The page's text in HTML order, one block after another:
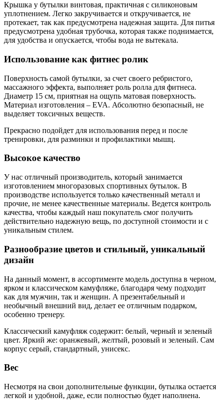
Крышка у бутылки винтовая, практичная с силиконовым
уплотнением. Легко закручивается и откручивается, не
протекает, так как предусмотрена надежная защита. Для питья
предусмотрена удобная трубочка, которая также поднимается,
для удобства и опускается, чтобы вода не вытекала.
Использование как фитнес ролик
Поверхность самой бутылки, за счет своего ребристого,
массажного эффекта, выполняет роль ролла для фитнеса.
Диаметр 15 см, приятная на ощупь матовая поверхность.
Материал изготовления – EVA. Абсолютно безопасный, не
выделяет токсичных веществ.
Прекрасно подойдет для использования перед и после
тренировки, для разминки и профилактики мышц.
Высокое качество
У нас отличный производитель, который занимается
изготовлением многоразовых спортивных бутылок. В
производстве используется только качественный металл и
прочие, не менее качественные материалы. Ведется контроль
качества, чтобы каждый наш покупатель смог получить
действительно надежную вещь, по доступной стоимости и с
уникальным стилем.
Разнообразие цветов и стильный, уникальный
дизайн
На данный момент, в ассортименте модель доступна в черном,
ярком и классическом камуфляже, благодаря чему подходит
как для мужчин, так и женщин. А презентабельный и
необычный внешний вид, делает ее отличным подарком,
особенно тренеру.
Классический камуфляж содержит: белый, черный и зеленый
цвет. Яркий же: оранжевый, желтый, розовый и зеленый. Сам
корпус серый, стандартный, унисекс.
Вес
Несмотря на свои дополнительные функции, бутылка остается
легкой и удобной, даже, если полностью будет наполнена.